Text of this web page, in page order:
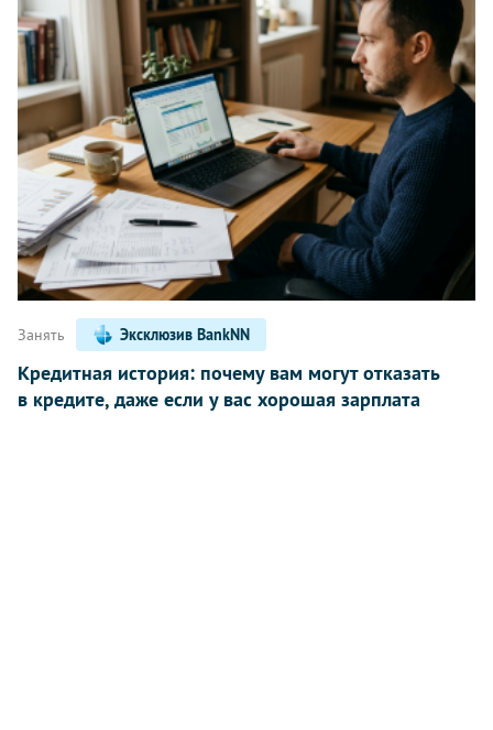
Занять Эксклюзив BankNN
Кредитная история: почему вам могут отказать
в кредите, даже если у вас хорошая зарплата